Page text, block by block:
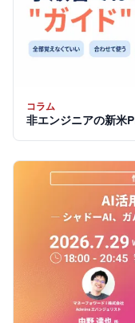
コラム
非エンジニアの新米